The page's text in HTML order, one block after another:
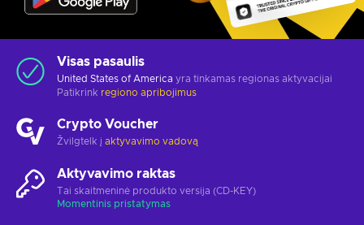
Visas pasaulis
United States of America yra tinkamas regionas aktyvacijai
Patikrink regiono apribojimus
Crypto Voucher
Žvilgtelk į aktyvavimo vadovą
Aktyvavimo raktas
Tai skaitmeninė produkto versija (CD-KEY)
Momentinis pristatymas